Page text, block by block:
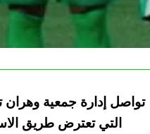
التي تعترض طريق